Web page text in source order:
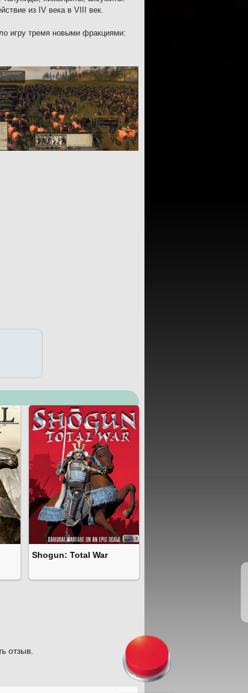
из IV века в VIII век.
игру тремя новыми фракциями:
Shogun: Total War
отзыв.